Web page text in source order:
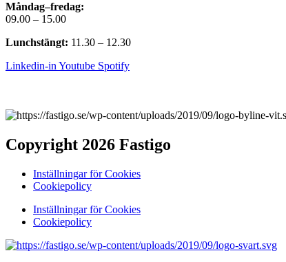
Måndag–fredag:
09.00 – 15.00
Lunchstängt: 11.30 – 12.30
Linkedin-in Youtube Spotify
Copyright 2026 Fastigo
Inställningar för Cookies
Cookiepolicy
Inställningar för Cookies
Cookiepolicy